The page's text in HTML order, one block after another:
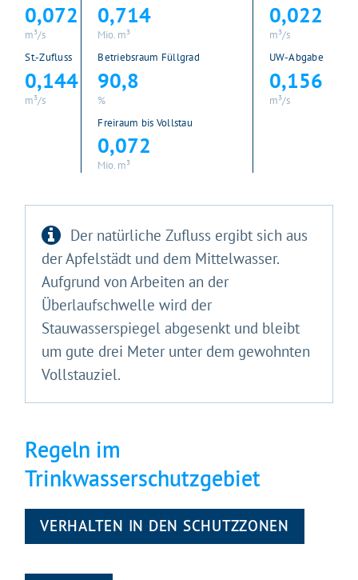
0,072
m³/s
St.-Zufluss
0,144
m³/s
0,714
Mio. m³
Betriebsraum Füllgrad
90,8
%
Freiraum bis Vollstau
0,072
Mio. m³
0,022
m³/s
UW-Abgabe
0,156
m³/s
Der natürliche Zufluss ergibt sich aus
der Apfelstädt und dem Mittelwasser.
Aufgrund von Arbeiten an der
Überlaufschwelle wird der
Stauwasserspiegel abgesenkt und bleibt
um gute drei Meter unter dem gewohnten
Vollstauziel.
Regeln im
Trinkwasserschutzgebiet
VERHALTEN IN DEN SCHUTZZONEN